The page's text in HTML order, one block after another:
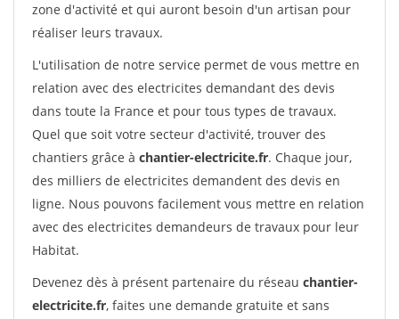
zone d'activité et qui auront besoin d'un artisan pour
réaliser leurs travaux.
L'utilisation de notre service permet de vous mettre en
relation avec des electricites demandant des devis
dans toute la France et pour tous types de travaux.
Quel que soit votre secteur d'activité, trouver des
chantiers grâce à chantier-electricite.fr. Chaque jour,
des milliers de electricites demandent des devis en
ligne. Nous pouvons facilement vous mettre en relation
avec des electricites demandeurs de travaux pour leur
Habitat.
Devenez dès à présent partenaire du réseau chantier-
electricite.fr, faites une demande gratuite et sans